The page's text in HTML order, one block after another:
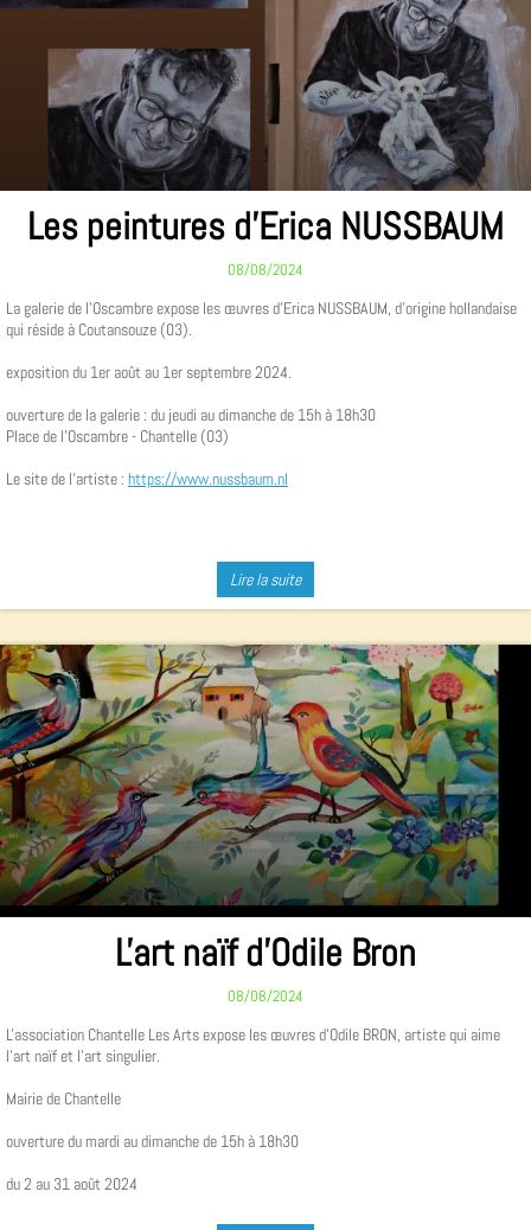
Les peintures d'Erica NUSSBAUM
08/08/2024
La galerie de l'Oscambre expose les œuvres d'Erica NUSSBAUM, d'origine hollandaise
qui réside à Coutansouze (03).
exposition du 1er août au 1er septembre 2024.
ouverture de la galerie : du jeudi au dimanche de 15h à 18h30
Place de l'Oscambre - Chantelle (03)
Le site de l'artiste : https://www.nussbaum.nl
Lire la suite
L'art naïf d'Odile Bron
08/08/2024
L'association Chantelle Les Arts expose les œuvres d'Odile BRON, artiste qui aime
l'art naïf et l'art singulier.
Mairie de Chantelle
ouverture du mardi au dimanche de 15h à 18h30
du 2 au 31 août 2024